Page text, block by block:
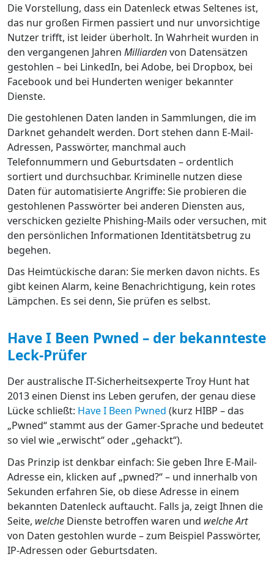
Die Vorstellung, dass ein Datenleck etwas Seltenes ist,
das nur großen Firmen passiert und nur unvorsichtige
Nutzer trifft, ist leider überholt. In Wahrheit wurden in
den vergangenen Jahren Milliardenvon Datensätzen
gestohlen – bei LinkedIn, bei Adobe, bei Dropbox, bei
Facebook und bei Hunderten weniger bekannter
Dienste.
Die gestohlenen Daten landen in Sammlungen, die im
Darknet gehandelt werden. Dort stehen dann E-Mail-
Adressen, Passwörter, manchmal auch
Telefonnummern und Geburtsdaten – ordentlich
sortiert und durchsuchbar. Kriminelle nutzen diese
Daten für automatisierte Angriffe: Sie probieren die
gestohlenen Passwörter bei anderen Diensten aus,
verschicken gezielte Phishing-Mails oder versuchen, mit
den persönlichen Informationen Identitätsbetrug zu
begehen.
Das Heimtückische daran: Sie merken davon nichts. Es
gibt keinen Alarm, keine Benachrichtigung, kein rotes
Lämpchen. Es sei denn, Sie prüfen es selbst.
Have I Been Pwned – der bekannteste
Leck-Prüfer
Der australische IT-Sicherheitsexperte Troy Hunt hat
2013 einen Dienst ins Leben gerufen, der genau diese
Lücke schließt: Have I Been Pwned (kurz HIBP – das
„Pwned“ stammt aus der Gamer-Sprache und bedeutet
so viel wie „erwischt“ oder „gehackt“).
Das Prinzip ist denkbar einfach: Sie geben Ihre E-Mail-
Adresse ein, klicken auf „pwned?“ – und innerhalb von
Sekunden erfahren Sie, ob diese Adresse in einem
bekannten Datenleck auftaucht. Falls ja, zeigt Ihnen die
Seite, welche Dienste betroffen waren und welche Art
von Daten gestohlen wurde – zum Beispiel Passwörter,
IP-Adressen oder Geburtsdaten.